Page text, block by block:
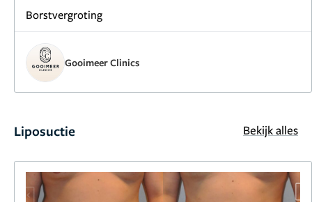
Borstvergroting
Gooimeer Clinics
Liposuctie Bekijk alles